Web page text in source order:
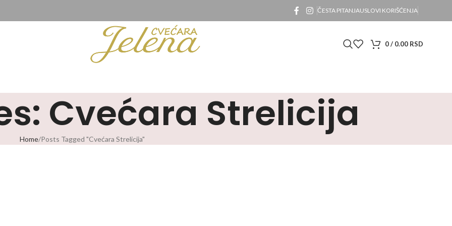
ČESTA PITANJAUSLOVI KORIŠĆENJA
0/ 0.00RSD
Cvećara Strelicija
Home Posts Tagged "Cvećara Strelicija"